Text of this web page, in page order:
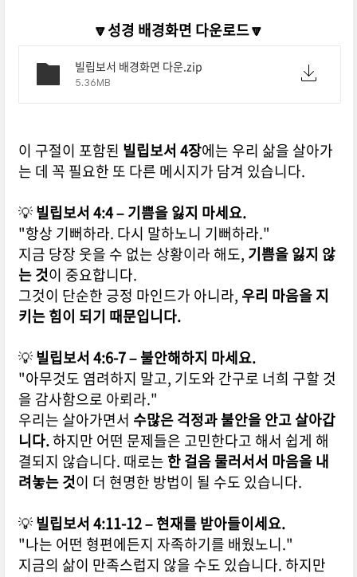
🔽성경 배경화면 다운로드🔽
빌립보서 배경화면 다운.zip
5.36MB
이 구절이 포함된 빌립보서 4장에는 우리 삶을 살아가
는 데 꼭 필요한 또 다른 메시지가 담겨 있습니다.
💡빌립보서 4:4 – 기쁨을 잃지 마세요.
"항상 기뻐하라. 다시 말하노니 기뻐하라."
지금 당장 웃을 수 없는 상황이라 해도, 기쁨을 잃지 않
는 것이 중요합니다.
그것이 단순한 긍정 마인드가 아니라, 우리 마음을 지
키는 힘이 되기 때문입니다.
💡빌립보서 4:6-7 – 불안해하지 마세요.
"아무것도 염려하지 말고, 기도와 간구로 너희 구할 것
을 감사함으로 아뢰라."
우리는 살아가면서 수많은 걱정과 불안을 안고 살아갑
니다.하지만 어떤 문제들은 고민한다고 해서 쉽게 해
결되지 않습니다. 때로는 한 걸음 물러서서 마음을 내
려놓는 것이 더 현명한 방법이 될 수도 있습니다.
💡빌립보서 4:11-12 – 현재를 받아들이세요.
"나는 어떤 형편에든지 자족하기를 배웠노니."
지금의 삶이 만족스럽지 않을 수도 있습니다.하지만